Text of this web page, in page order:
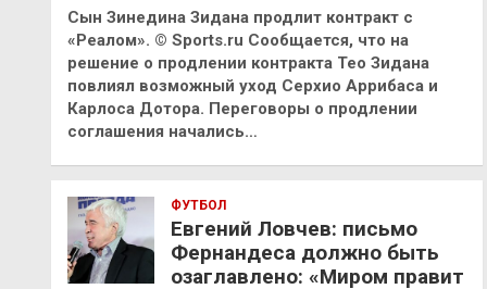
Сын Зинедина Зидана продлит контракт с
«Реалом». © Sports.ru Сообщается, что на
решение о продлении контракта Тео Зидана
повлиял возможный уход Серхио Аррибаса и
Карлоса Дотора. Переговоры о продлении
соглашения начались…
ФУТБОЛ
Евгений Ловчев: письмо
Фернандеса должно быть
озаглавлено: «Миром правит